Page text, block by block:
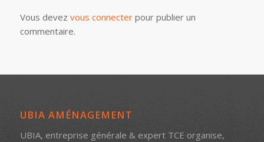
Vous devez vous connecterpour publier un
commentaire.
UBIA AMÉNAGEMENT
UBIA, entreprise générale & expert TCE organise,